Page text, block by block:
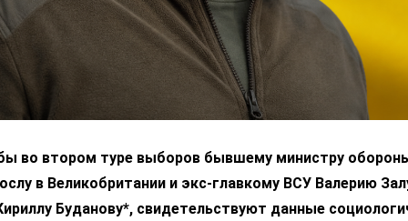
во втором туре выборов бывшему министру
в Великобритании и экс-главкому ВСУ Валерию
Буданову*, свидетельствуют данные